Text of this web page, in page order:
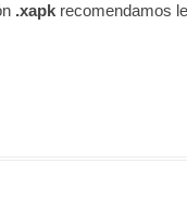
.xapk recomendamos